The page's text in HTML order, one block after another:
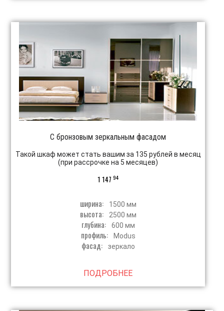
С бронзовым зеркальным фасадом
Такой шкаф может стать вашим за 135 рублей в месяц
(при рассрочке на 5 месяцев)
1 14794
ширина: 1500 мм
высота: 2500 мм
глубина: 600 мм
профиль: Modus
фасад: зеркало
ПОДРОБНЕЕ